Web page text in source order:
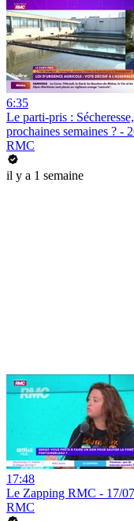
6:35
Le parti-pris :
prochaines semaines ? -
RMC
il y a 1 semaine
17:48
Le Zapping RMC - 17/07
RMC